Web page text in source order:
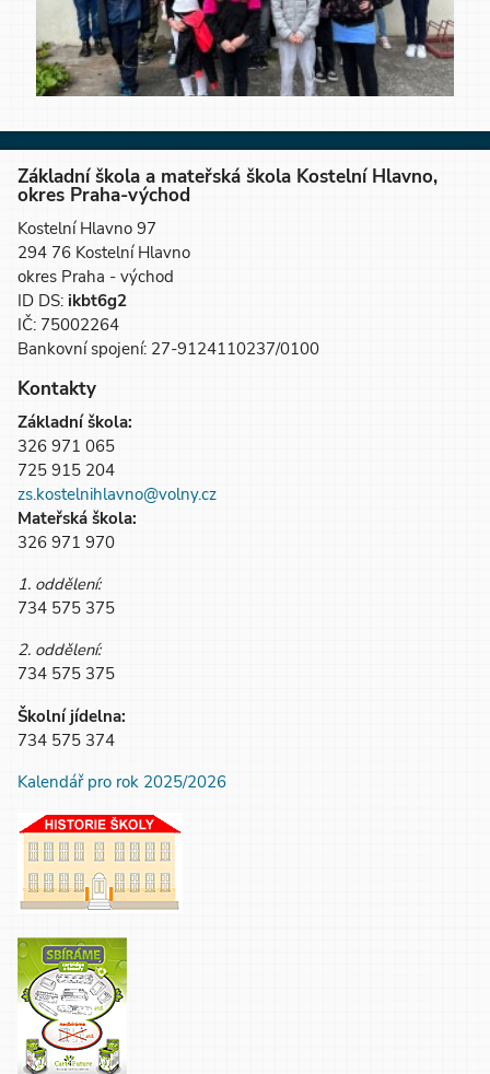
Základní škola a mateřská škola Kostelní Hlavno,
okres Praha-východ
Kostelní Hlavno 97
294 76 Kostelní Hlavno
okres Praha - východ
ID DS:ikbt6g2
IČ: 75002264
Bankovní spojení: 27-9124110237/0100
Kontakty
Základní škola:
326 971 065
725 915 204
zs.kostelnihlavno@volny.cz
Mateřská škola:
326 971 970
1. oddělení:
734 575 375
2. oddělení:
734 575 375
Školní jídelna:
734 575 374
Kalendář pro rok 2025/2026